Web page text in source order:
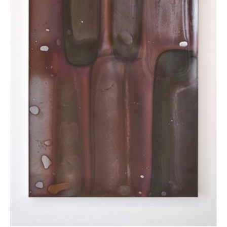
Solarzellen eingesetzt wird. Es leitet Strom
weiter zu Bus-Bändern oder Sammelschienen
und steht sinnbildlich für die Infrastruktur
moderner Energiegewinnung. Die Künstlerin
überführt dieses unscheinbare technische
Bauteil in einen künstlerischen Kontext und
macht damit Energieflüsse visuell erfahrbar.
Die Arbeit aus dem Jahr 2019 ist ein frühes
Beispiel für Fegerls vielschichtige Praxis, in der
physikalische Grundgesetze nicht nur zitiert,
sondern in einen poetischen Dialog mit
Material und Form gebracht werden. Sie
eröffnet einen Raum, in dem Technik und
Kunst als komplementäre Kräfte dargestellt